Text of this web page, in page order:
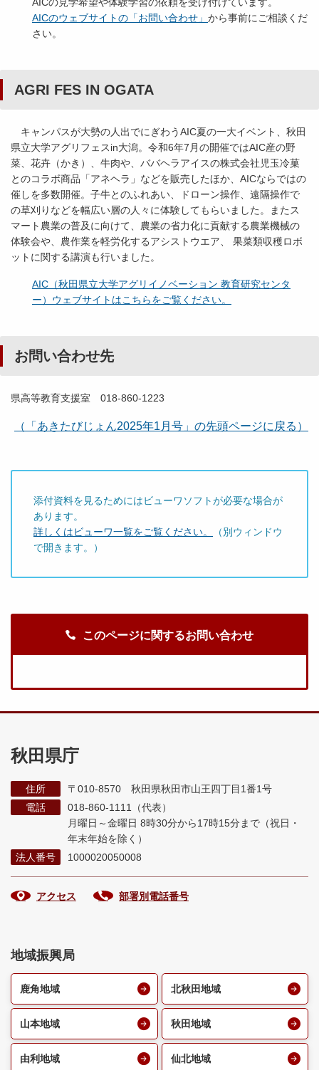
AICの見学希望や体験学習の依頼を受け付けています。
AICのウェブサイトの「お問い合わせ」 から事前にご相談くだ
さい。
AGRI FES IN OGATA
キャンパスが大勢の人出でにぎわうAIC夏の一大イベント、秋田
県立大学アグリフェスin大潟。令和6年7月の開催ではAIC産の野
菜、花卉（かき）、牛肉や、ババヘラアイスの株式会社児玉冷菓
とのコラボ商品「アネヘラ」などを販売したほか、AICならではの
催しを多数開催。子牛とのふれあい、ドローン操作、遠隔操作で
の草刈りなどを幅広い層の人々に体験してもらいました。またス
マート農業の普及に向けて、農業の省力化に貢献する農業機械の
体験会や、農作業を軽労化するアシストウエア、 果菜類収穫ロボ
ットに関する講演も行いました。
AIC（秋田県立大学アグリイノベーション 教育研究センタ
ー）ウェブサイトはこちらをご覧ください。
お問い合わせ先
県高等教育支援室 018-860-1223
（「あきたびじょん2025年1月号」の先頭ページに戻る）
添付資料を見るためにはビューワソフトが必要な場合が
あります。
詳しくはビューワ一覧をご覧ください。
（別ウィンドウ
で開きます。）
このページに関するお問い合わせ
秋田県庁
住所
〒010-8570 秋田県秋田市山王四丁目1番1号
電話
018-860-1111（代表）
月曜日～金曜日 8時30分から17時15分まで （祝日・
年末年始を除く）
法人番号
1000020050008
アクセス 部署別電話番号
地域振興局
鹿角地域 北秋田地域
山本地域 秋田地域
由利地域 仙北地域